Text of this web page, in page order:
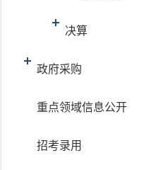
决算
政府采购
重点领域信息公开
招考录用